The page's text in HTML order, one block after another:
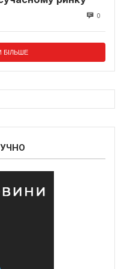
0
БІЛЬШЕ